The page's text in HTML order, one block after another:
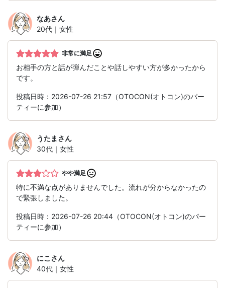
なあさん
20代｜女性
非常に満足
お相手の方と話が弾んだことや話しやすい方が多かったから
です。
投稿日時：2026-07-26 21:57（OTOCON(オトコン)のパー
ティーに参加）
うたま さん
30代｜女性
やや満足
特に不満な点がありませんでした。流れが分からなかったの
で緊張しました。
投稿日時：2026-07-26 20:44（OTOCON(オトコン)のパー
ティーに参加）
にこ さん
40代｜女性